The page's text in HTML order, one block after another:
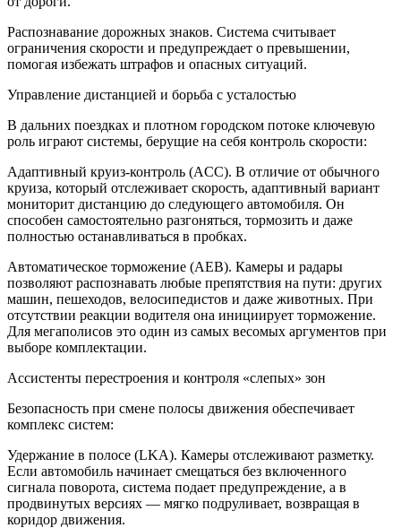
Распознавание дорожных знаков. Система считывает
ограничения скорости и предупреждает о превышении,
помогая избежать штрафов и опасных ситуаций.
Управление дистанцией и борьба с усталостью
В дальних поездках и плотном городском потоке ключевую
роль играют системы, берущие на себя контроль скорости:
Адаптивный круиз-контроль (ACC). В отличие от обычного
круиза, который отслеживает скорость, адаптивный вариант
мониторит дистанцию до следующего автомобиля. Он
способен самостоятельно разгоняться, тормозить и даже
полностью останавливаться в пробках.
Автоматическое торможение (AEB). Камеры и радары
позволяют распознавать любые препятствия на пути: других
машин, пешеходов, велосипедистов и даже животных. При
отсутствии реакции водителя она инициирует торможение.
Для мегаполисов это один из самых весомых аргументов при
выборе комплектации.
Ассистенты перестроения и контроля «слепых» зон
Безопасность при смене полосы движения обеспечивает
комплекс систем:
Удержание в полосе (LKA). Камеры отслеживают разметку.
Если автомобиль начинает смещаться без включенного
сигнала поворота, система подает предупреждение, а в
продвинутых версиях — мягко подруливает, возвращая в
коридор движения.